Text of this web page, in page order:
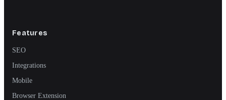
Features
SEO
Integrations
Mobile
Browser Extension